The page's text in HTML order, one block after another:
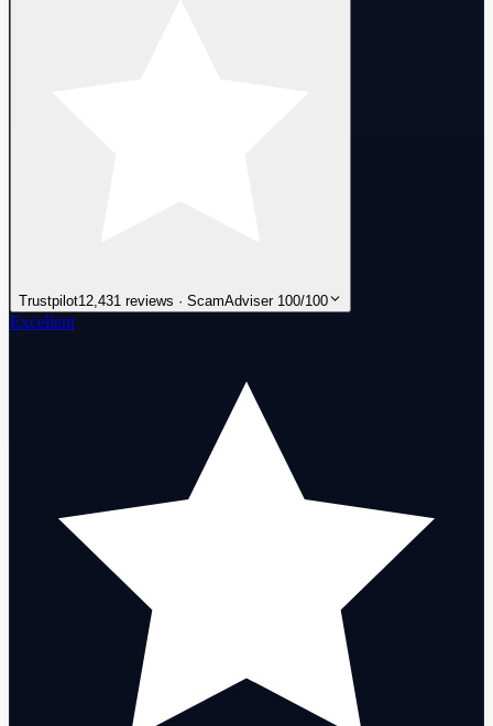
Trustpilot12,431 reviews · ScamAdviser 100/100
Excellent